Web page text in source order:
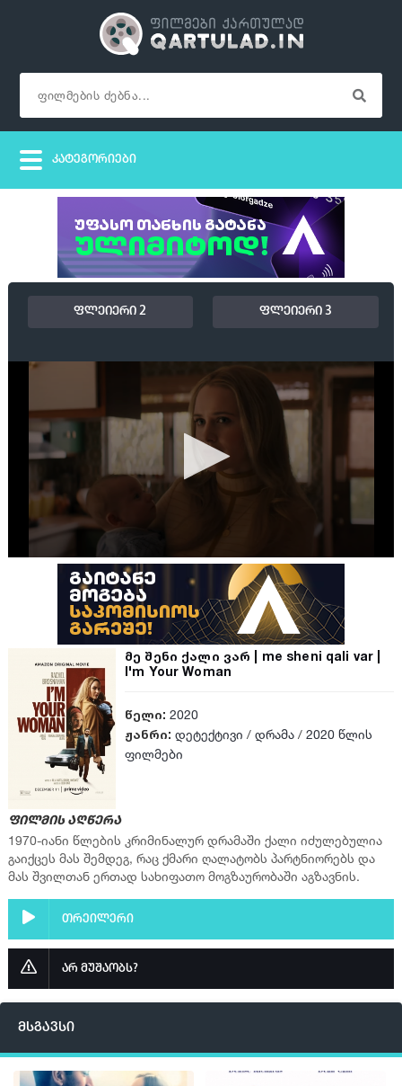
ფლეიერი 2 ფლეიერი 3
მე შენი ქალი ვარ | me sheni qali var |
I'm Your Woman
წელი: 2020
ჟანრი: დეტექტივი / დრამა / 2020 წლის
ფილმები
ფილმის აღწერა
1970-იანი წლების კრიმინალურ დრამაში ქალი იძულებულია
გაიქცეს მას შემდეგ, რაც ქმარი ღალატობს პარტნიორებს და
მას შვილთან ერთად სახიფათო მოგზაურობაში აგზავნის.
თრეილერი
არ მუშაობს?
მსგავსი